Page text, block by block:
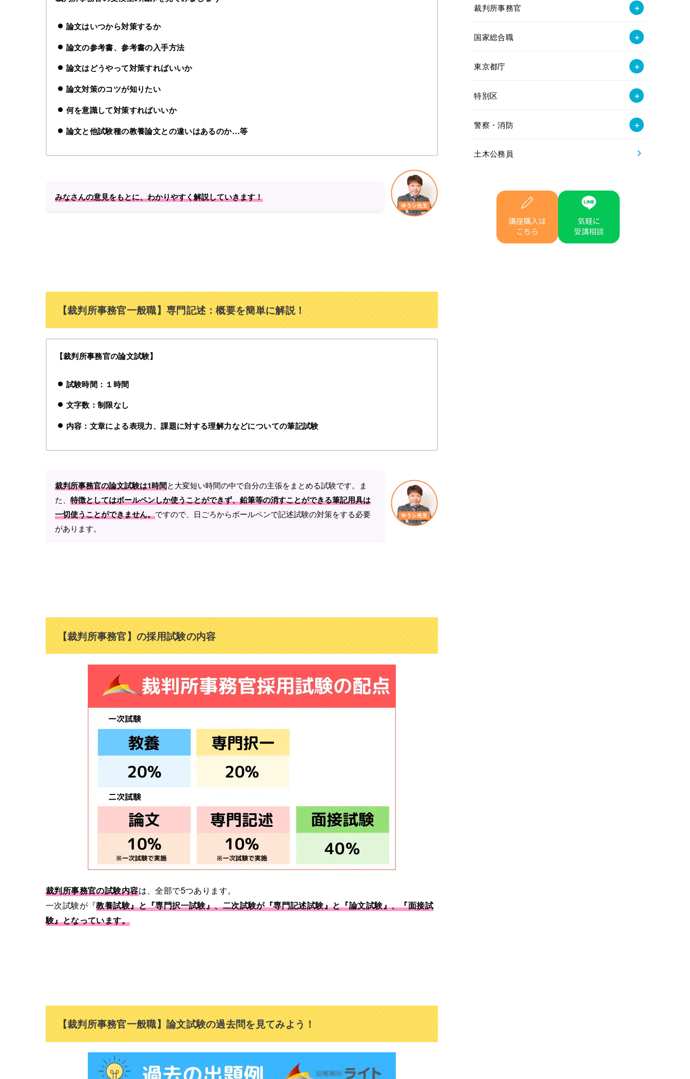
論文はいつから対策するか
論文の参考書、参考書の入手方法
論文はどうやって対策すればいいか
論文対策のコツが知りたい
何を意識して対策すればいいか
論文と他試験種の教養論文との違いはあるのか…等
みなさんの意見をもとに、わかりやすく解説していきます！
【裁判所事務官一般職】専門記述：概要を簡単に解説！
【裁判所事務官の論文試験】
試験時間：１時間
文字数：制限なし
内容：文章による表現力、課題に対する理解力などについての筆記試験
裁判所事務官の論文試験は1時間と大変短い時間の中で自分の主張をまとめる試験です。ま
た、特徴としてはボールペンしか使うことができず、鉛筆等の消すことができる筆記用具は
一切使うことができません。ですので、日ごろからボールペンで記述試験の対策をする必要
があります。
【裁判所事務官】の採用試験の内容
裁判所事務官の試験内容は、全部で5つあります。
一次試験が『教養試験』と『専門択一試験』、二次試験が『専門記述試験』と『論文試験』、『面接試
験』となっています。
【裁判所事務官一般職】論文試験の過去問を見てみよう！
裁判所事務官
国家総合職
東京都庁
特別区
警察・消防
土木公務員